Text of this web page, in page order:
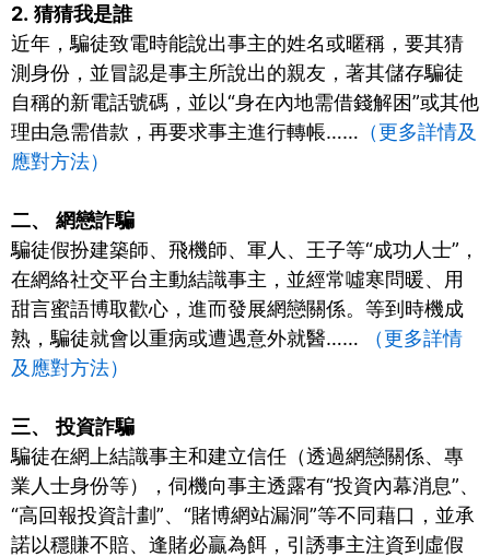
2. 猜猜我是誰
近年，騙徒致電時能說出事主的姓名或暱稱，要其猜
測身份，並冒認是事主所說出的親友，著其儲存騙徒
自稱的新電話號碼，並以“身在內地需借錢解困”或其他
理由急需借款，再要求事主進行轉帳…… （更多詳情及
應對方法）
二、
網戀詐騙
騙徒假扮建築師、飛機師、軍人、王子等“成功人士”，
在網絡社交平台主動結識事主，並經常噓寒問暖、用
甜言蜜語博取歡心，進而發展網戀關係。等到時機成
熟，騙徒就會以重病或遭遇意外就醫……
（更多詳情
及應對方法）
三、
投資詐騙
騙徒在網上結識事主和建立信任（透過網戀關係、專
業人士身份等），伺機向事主透露有“投資內幕消息”、
“高回報投資計劃”、“賭博網站漏洞”等不同藉口，並承
諾以穩賺不賠、逢賭必贏為餌，引誘事主注資到虛假